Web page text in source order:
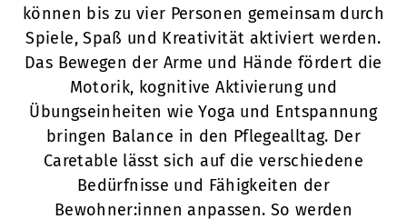
können bis zu vier Personen gemeinsam durch
Spiele, Spaß und Kreativität aktiviert werden.
Das Bewegen der Arme und Hände fördert die
Motorik, kognitive Aktivierung und
Übungseinheiten wie Yoga und Entspannung
bringen Balance in den Pflegealltag. Der
Caretable lässt sich auf die verschiedene
Bedürfnisse und Fähigkeiten der
Bewohner:innen anpassen. So werden